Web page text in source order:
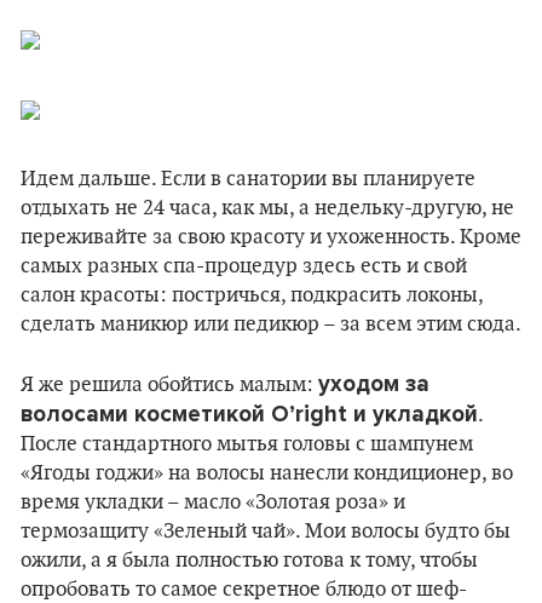
Идем дальше. Если в санатории вы планируете
отдыхать не 24 часа, как мы, а недельку-другую, не
переживайте за свою красоту и ухоженность. Кроме
самых разных спа-процедур здесь есть и свой
салон красоты: постричься, подкрасить локоны,
сделать маникюр или педикюр – за всем этим сюда.
Я же решила обойтись малым: уходом за
волосами косметикой O’right и укладкой.
После стандартного мытья головы с шампунем
«Ягоды годжи» на волосы нанесли кондиционер, во
время укладки – масло «Золотая роза» и
термозащиту «Зеленый чай». Мои волосы будто бы
ожили, а я была полностью готова к тому, чтобы
опробовать то самое секретное блюдо от шеф-